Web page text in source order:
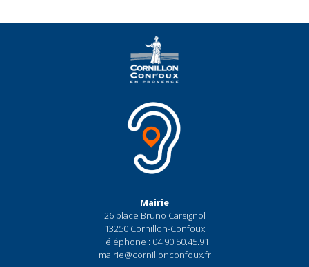
Mairie
26 place Bruno Carsignol
13250 Cornillon-Confoux
Téléphone : 04.90.50.45.91
mairie@cornillonconfoux.fr